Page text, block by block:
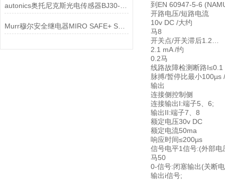
Murr穆尔安全继电器MIRO SAFE+ Switch BA L 24 3000-33113-3020025介绍
到EN 60947-5-6
开路电压/短路电流
10v DC /大约
马8
开关点/开关滞后1.2…
2.1 mA /约
0.2马
线路故障检测断路
脉搏/暂停比最小100µs
输出
连接侧控制侧
连接输出I:端子5、6;
输出II:端子7、8
额定电压30v DC
额定电流50ma
响应时间≤200µs
信号电平1信号:(外部电
马50
0-信号:闭塞输出(关断
输出i信号;